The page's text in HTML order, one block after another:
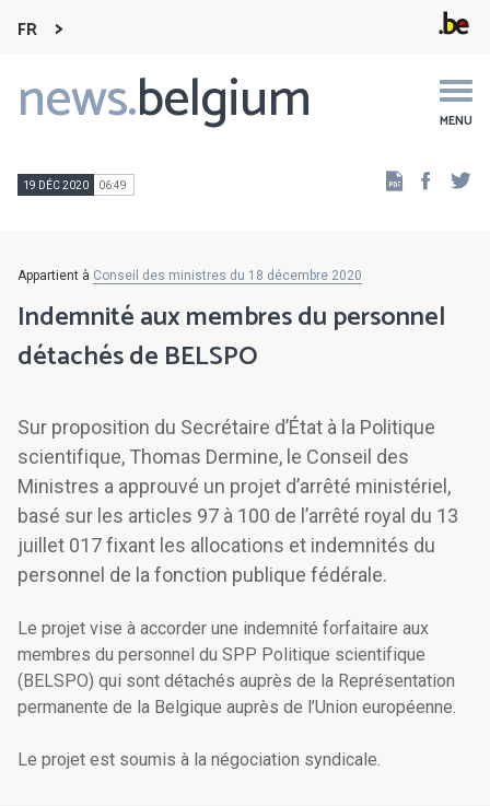
FR
news.belgium MENU
Main
navigation
19 DÉC 2020 06:49
Appartient à Conseil des ministres du 18 décembre 2020
Indemnité aux membres du personnel
détachés de BELSPO
Sur proposition du Secrétaire d’État à la Politique
scientifique, Thomas Dermine, le Conseil des
Ministres a approuvé un projet d’arrêté ministériel,
basé sur les articles 97 à 100 de l’arrêté royal du 13
juillet 017 fixant les allocations et indemnités du
personnel de la fonction publique fédérale.
Le projet vise à accorder une indemnité forfaitaire aux
membres du personnel du SPP Politique scientifique
(BELSPO) qui sont détachés auprès de la Représentation
permanente de la Belgique auprès de l’Union européenne.
Le projet est soumis à la négociation syndicale.